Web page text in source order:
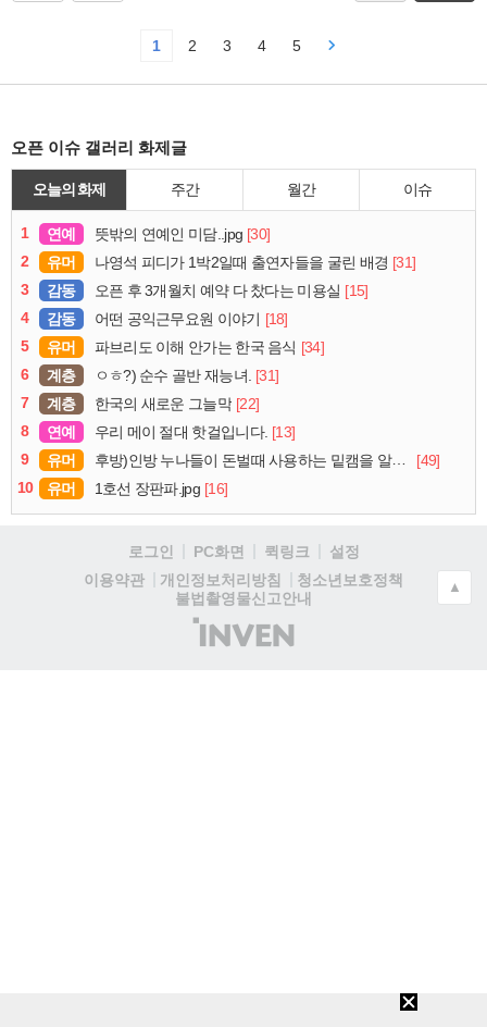
1 2 3 4 5
오픈 이슈 갤러리 화제글
오늘의 화제 주간 월간 이슈
1 연예 뜻밖의 연예인 미담..jpg [30]
2
유머 나영석 피디가 1박2일때 출연자들을 굴린 배경 [31]
3
감동 오픈 후 3개월치 예약 다 찼다는 미용실 [15]
4
감동 어떤 공익근무요원 이야기 [18]
5
유머 파브리도 이해 안가는 한국 음식 [34]
6
계층 ㅇㅎ?) 순수 골반 재능녀. [31]
7
계층 한국의 새로운 그늘막 [22]
8
연예 우리 메이 절대 핫걸입니다. [13]
9
유머 후방)인방 누나들이 돈벌때 사용하는 밑캠을 알아보자
[49]
10
유머 1호선 장판파.jpg [16]
로그인 PC화면 퀵링크
설정
이용약관
개인정보처리방침
청소년보호정책
불법촬영물신고안내
(주)
인
▲